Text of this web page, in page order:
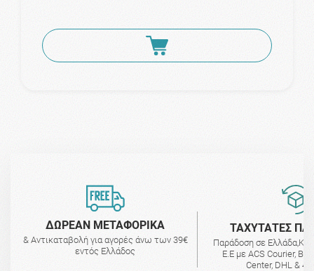
ΔΩΡΕΑΝ ΜΕΤΑΦΟΡΙΚΑ
& Αντικαταβολή για αγορές άνω των 39€
εντός Ελλάδος
ΤΑΧΥΤΑΤΕΣ
Παράδοση σε
Ε.Ε με ACS Courier,
Center, DHL &